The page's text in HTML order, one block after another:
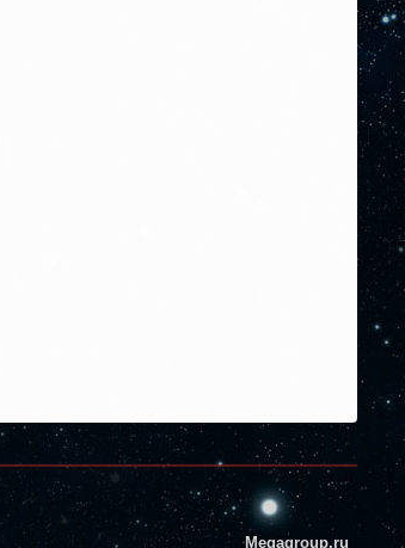
Megagroup.ru